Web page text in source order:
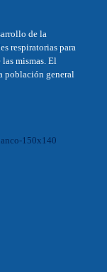
de la
respiratorias para
mismas. El
población general